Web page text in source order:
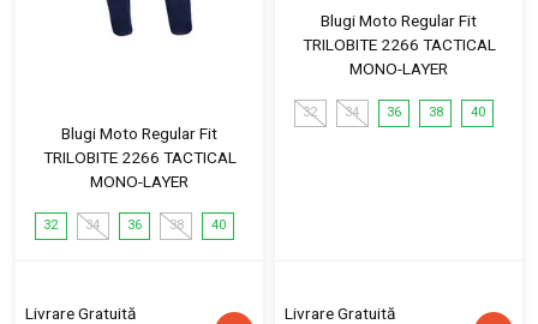
Blugi Moto Regular Fit
TRILOBITE 2266 TACTICAL
MONO-LAYER
32 34 36 38 40
Livrare Gratuită
Blugi Moto Regular Fit
TRILOBITE 2266 TACTICAL
MONO-LAYER
32 34 36 38 40
Livrare Gratuită